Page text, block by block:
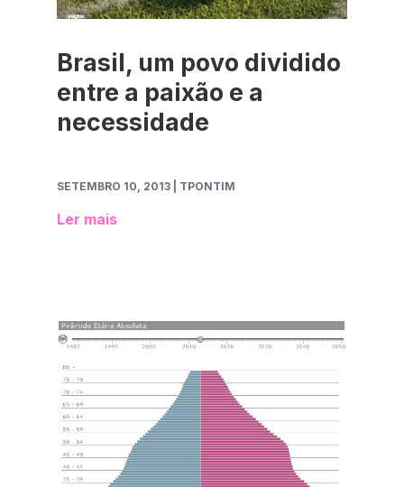
Brasil, um povo dividido
entre a paixão e a
necessidade
SETEMBRO 10, 2013 | TPONTIM
Ler mais